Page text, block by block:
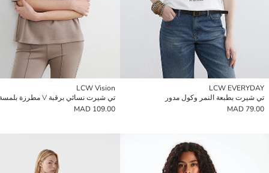
LCW EVERYDAY
تي شيرت بطبعة النمر وكول مدور
79.00 MAD
LCW Vision
تي شيرت نسائي برقبة V مطرزة بلمسة ناعمة
109.00 MAD